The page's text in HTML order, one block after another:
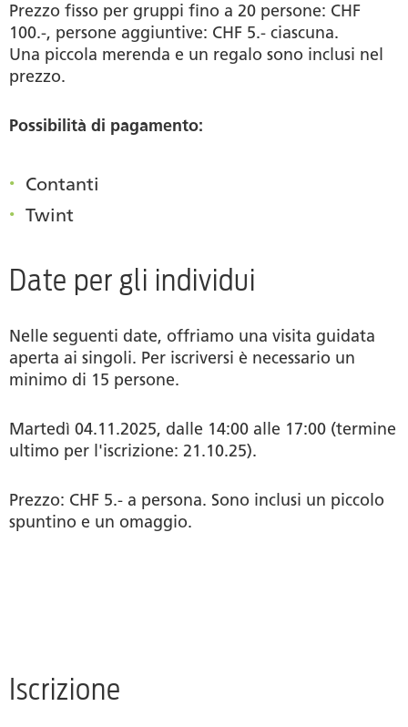
Prezzo fisso per gruppi fino a 20 persone: CHF
100.-, persone aggiuntive: CHF 5.- ciascuna.
Una piccola merenda e un regalo sono inclusi nel
prezzo.
Possibilità di pagamento:
Contanti
Twint
Date per gli individui
Nelle seguenti date, offriamo una visita guidata
aperta ai singoli. Per iscriversi è necessario un
minimo di 15 persone.
Martedì 04.11.2025, dalle 14:00 alle 17:00 (termine
ultimo per l'iscrizione: 21.10.25).
Prezzo: CHF 5.- a persona. Sono inclusi un piccolo
spuntino e un omaggio.
Iscrizione